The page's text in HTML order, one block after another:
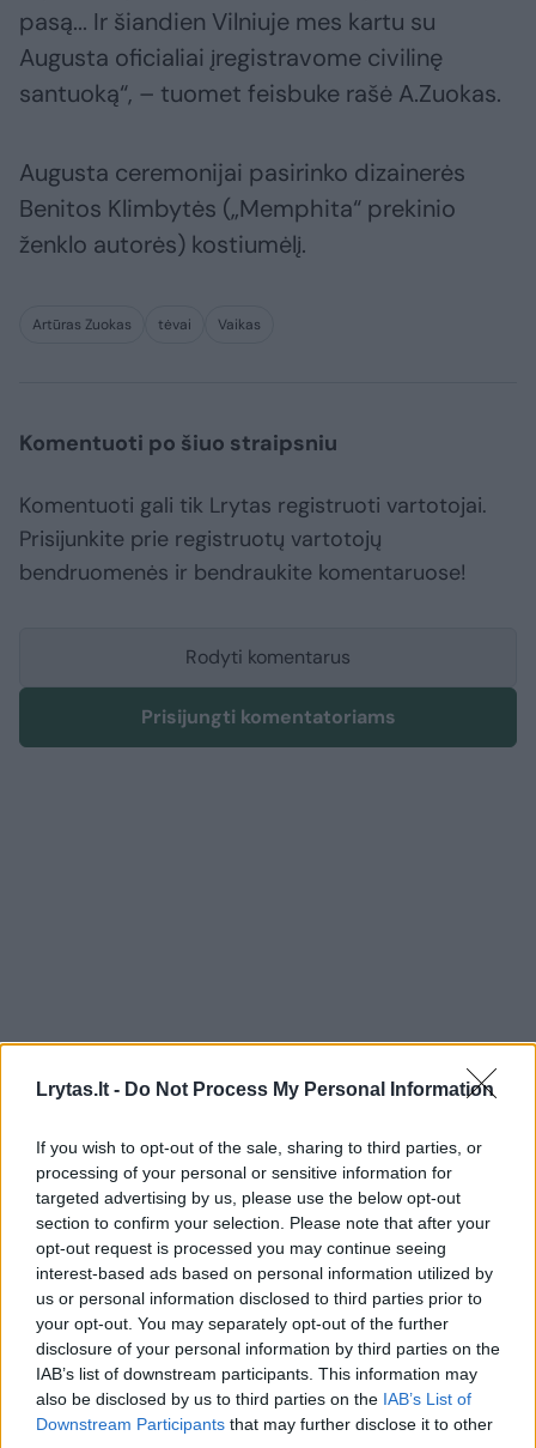
Lrytas.lt - Do Not Process My Personal Information
If you wish to opt-out of the sale, sharing to third parties, or
processing of your personal or sensitive information for
targeted advertising by us, please use the below opt-out
section to confirm your selection. Please note that after your
opt-out request is processed you may continue seeing
interest-based ads based on personal information utilized by
us or personal information disclosed to third parties prior to
your opt-out. You may separately opt-out of the further
disclosure of your personal information by third parties on the
IAB’s list of downstream participants. This information may
also be disclosed by us to third parties on the IAB’s List of
Downstream Participants that may further disclose it to other
pasą... Ir šiandien Vilniuje mes kartu su
Augusta oficialiai įregistravome civilinę
santuoką“, – tuomet feisbuke rašė A.Zuokas.
Augusta ceremonijai pasirinko dizainerės
Benitos Klimbytės („Memphita“ prekinio
ženklo autorės) kostiumėlį.
Artūras Zuokas tėvai Vaikas
Komentuoti po šiuo straipsniu
Komentuoti gali tik Lrytas registruoti vartotojai.
Prisijunkite prie registruotų vartotojų
bendruomenės ir bendraukite komentaruose!
Rodyti komentarus
Prisijungti komentatoriams
Žmonės Užsienio žvaigždės
Pirmasis susitikimas su karaliumi
Karoliu III virto košmaru: žvaigždė
jam spjovė į veidą(2)
2026 m. rugpjūčio 8 d. 08:33
Lrytas.lt